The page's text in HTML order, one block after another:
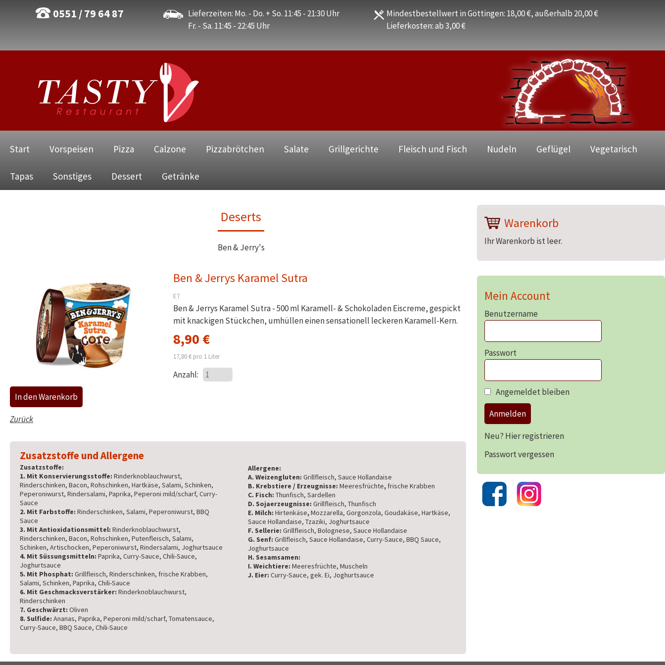
0551 / 79 64 87
Lieferzeiten: Mo. - Do. + So. 11:45 - 21:30 Uhr
Fr. - Sa. 11:45 - 22:45 Uhr
Mindestbestellwert in Göttingen: 18,00 €, außerhalb 20,00 €
Lieferkosten: ab 3,00 €
überspringen
Start Vorspeisen Pizza Calzone Pizzabrötchen Salate Grillgerichte Fleisch und Fisch Nudeln Geflügel Vegetarisch
Tapas Sonstiges Dessert Getränke
Deserts
Ben & Jerry's
Ben & Jerrys Karamel Sutra
E7
Ben & Jerrys Karamel Sutra - 500 ml Karamell- & Schokoladen Eiscreme, gespickt
mit knackigen Stückchen, umhüllen einen sensationell leckeren Karamell-Kern.
8,90 €
17,80€ pro 1 Liter
Anzahl:
Zurück
Zusatzstoffe und Allergene
Zusatzstoffe:
1. Mit Konservierungsstoffe: Rinderknoblauchwurst,
Rinderschinken, Bacon, Rohschinken, Hartkäse, Salami, Schinken,
Peperoniwurst, Rindersalami, Paprika, Peperoni mild/scharf, Curry-
Sauce
2. Mit Farbstoffe: Rinderschinken, Salami, Peperoniwurst, BBQ
Sauce
3. Mit Antioxidationsmittel: Rinderknoblauchwurst,
Rinderschinken, Bacon, Rohschinken, Putenfleisch, Salami,
Schinken, Artischocken, Peperoniwurst, Rindersalami, Joghurtsauce
4. Mit Süssungsmitteln: Paprika, Curry-Sauce, Chili-Sauce,
Joghurtsauce
5. Mit Phosphat: Grillfleisch, Rinderschinken, frische Krabben,
Salami, Schinken, Paprika, Chili-Sauce
6. Mit Geschmacksverstärker: Rinderknoblauchwurst,
Rinderschinken
7. Geschwärzt: Oliven
8. Sulfide: Ananas, Paprika, Peperoni mild/scharf, Tomatensauce,
Curry-Sauce, BBQ Sauce, Chili-Sauce
Allergene:
A. Weizengluten: Grillfleisch, Sauce Hollandaise
B. Krebstiere / Erzeugnisse: Meeresfrüchte,frische Krabben
C. Fisch: Thunfisch, Sardellen
D. Sojaerzeugnisse: Grillfleisch, Thunfisch
E. Milch: Hirtenkäse,Mozzarella, Gorgonzola, Goudakäse, Hartkäse,
Sauce Hollandaise, Tzaziki, Joghurtsauce
F. Sellerie: Grillfleisch, Bolognese, Sauce Hollandaise
G. Senf: Grillfleisch, Sauce Hollandaise, Curry-Sauce, BBQ Sauce,
Joghurtsauce
H. Sesamsamen:
I. Weichtiere: Meeresfrüchte, Muscheln
J. Eier: Curry-Sauce, gek. Ei, Joghurtsauce
Warenkorb
Ihr Warenkorb ist leer.
Mein Account
Benutzername
Passwort
Angemeldet bleiben
Anmelden
Neu? Hier registrieren
Passwort vergessen